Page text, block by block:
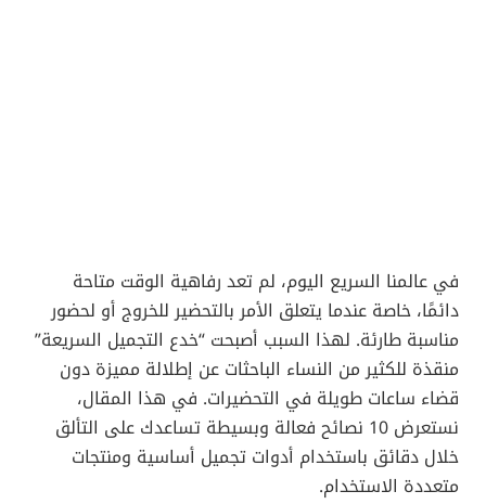
في عالمنا السريع اليوم، لم تعد رفاهية الوقت متاحة
دائمًا، خاصة عندما يتعلق الأمر بالتحضير للخروج أو لحضور
مناسبة طارئة. لهذا السبب أصبحت “خدع التجميل السريعة”
منقذة للكثير من النساء الباحثات عن إطلالة مميزة دون
قضاء ساعات طويلة في التحضيرات. في هذا المقال،
نستعرض 10 نصائح فعالة وبسيطة تساعدك على التألق
خلال دقائق باستخدام أدوات تجميل أساسية ومنتجات
متعددة الاستخدام.